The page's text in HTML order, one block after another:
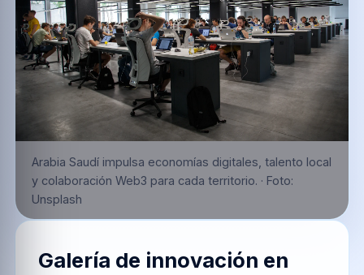
Arabia Saudí impulsa economías digitales, talento local
y colaboración Web3 para cada territorio. · Foto:
Unsplash
Galería de innovación en